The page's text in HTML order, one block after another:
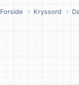
Forside Kryssord